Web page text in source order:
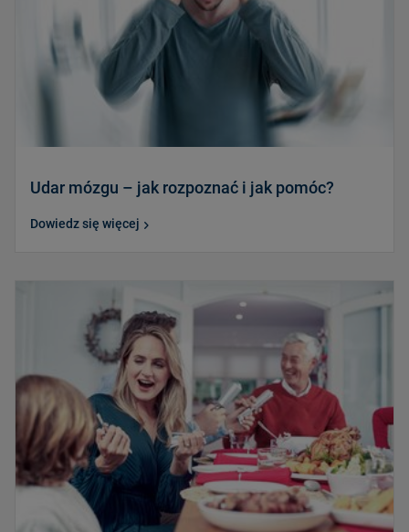
Udar mózgu – jak rozpoznać i jak pomóc?
Dowiedz się więcej